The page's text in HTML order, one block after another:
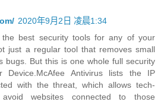
2020年9月2日 凌晨1:34
best security tools for any of your
just a regular tool that removes small
bugs. But this is one whole full security
Device.McAfee Antivirus lists the IP
with the threat, which allows tech-
websites connected to those